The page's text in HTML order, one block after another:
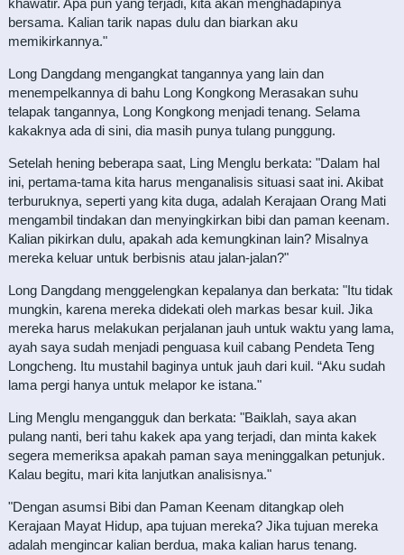
khawatir. Apa pun yang terjadi, kita akan menghadapinya
bersama. Kalian tarik napas dulu dan biarkan aku
memikirkannya."
Long Dangdang mengangkat tangannya yang lain dan
menempelkannya di bahu Long Kongkong Merasakan suhu
telapak tangannya, Long Kongkong menjadi tenang. Selama
kakaknya ada di sini, dia masih punya tulang punggung.
Setelah hening beberapa saat, Ling Menglu berkata: "Dalam hal
ini, pertama-tama kita harus menganalisis situasi saat ini. Akibat
terburuknya, seperti yang kita duga, adalah Kerajaan Orang Mati
mengambil tindakan dan menyingkirkan bibi dan paman keenam.
Kalian pikirkan dulu, apakah ada kemungkinan lain? Misalnya
mereka keluar untuk berbisnis atau jalan-jalan?"
Long Dangdang menggelengkan kepalanya dan berkata: "Itu tidak
mungkin, karena mereka didekati oleh markas besar kuil. Jika
mereka harus melakukan perjalanan jauh untuk waktu yang lama,
ayah saya sudah menjadi penguasa kuil cabang Pendeta Teng
Longcheng. Itu mustahil baginya untuk jauh dari kuil. “Aku sudah
lama pergi hanya untuk melapor ke istana."
Ling Menglu mengangguk dan berkata: "Baiklah, saya akan
pulang nanti, beri tahu kakek apa yang terjadi, dan minta kakek
segera memeriksa apakah paman saya meninggalkan petunjuk.
Kalau begitu, mari kita lanjutkan analisisnya."
"Dengan asumsi Bibi dan Paman Keenam ditangkap oleh
Kerajaan Mayat Hidup, apa tujuan mereka? Jika tujuan mereka
adalah mengincar kalian berdua, maka kalian harus tenang.